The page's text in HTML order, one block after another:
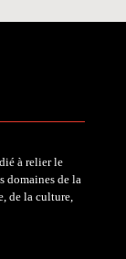
à relier le
domaines de la
de la culture,